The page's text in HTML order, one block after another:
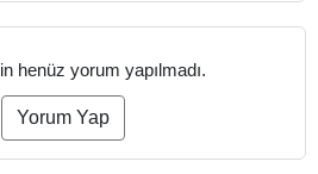
henüz yorum yapılmadı.
Yorum Yap